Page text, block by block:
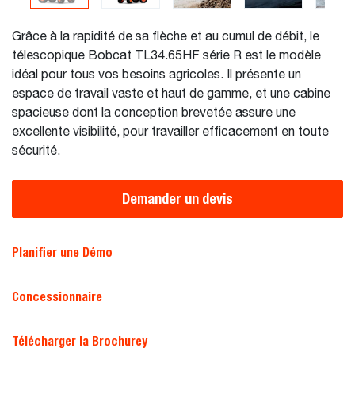
Grâce à la rapidité de sa flèche et au cumul de débit, le
télescopique Bobcat TL34.65HF série R est le modèle
idéal pour tous vos besoins agricoles. Il présente un
espace de travail vaste et haut de gamme, et une cabine
spacieuse dont la conception brevetée assure une
excellente visibilité, pour travailler efficacement en toute
sécurité.
Demander un devis
Planifier une Démo
Concessionnaire
Télécharger la Brochurey